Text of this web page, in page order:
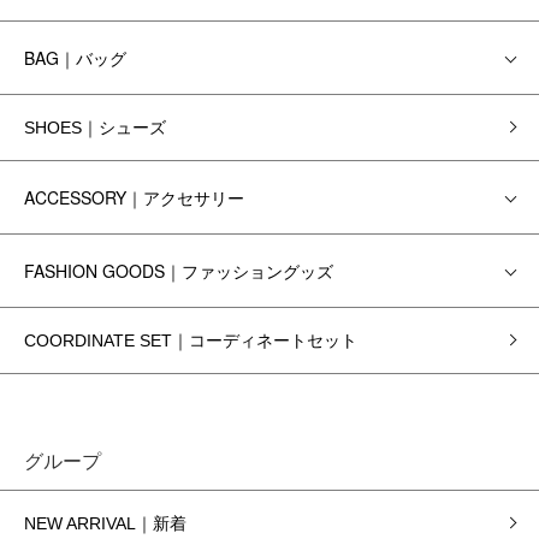
BAG｜バッグ
SHOES｜シューズ
ACCESSORY｜アクセサリー
FASHION GOODS｜ファッショングッズ
COORDINATE SET｜コーディネートセット
グループ
NEW ARRIVAL｜新着